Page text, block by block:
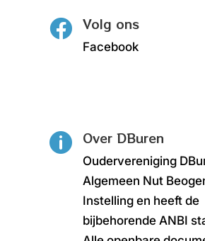
 Volg ons
Facebook
 Over DBuren
Oudervereniging
Algemeen Nut
Instelling en heeft de
bijbehorende ANBI